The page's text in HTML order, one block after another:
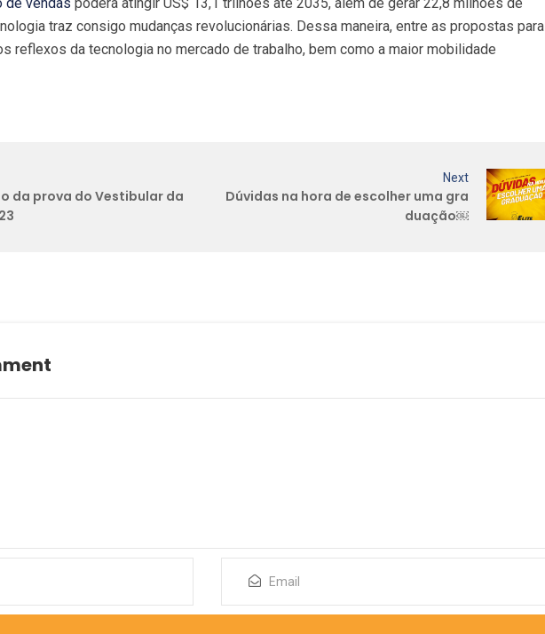
traz consigo mudanças revolucionárias. Dessa maneira, entre as propostas para
reflexos da tecnologia no mercado de trabalho, bem como a maior mobilidade
da prova do Vestibular da
Next
Dúvidas na hora de escolher uma gra
duação￼